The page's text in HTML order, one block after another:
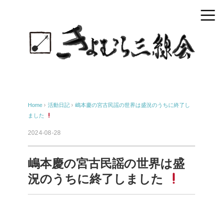
Home › 活動日記 › 嶋本慶の宮古民謡の世界は盛況のうちに終了し
ました
2024-08-28
嶋本慶の宮古民謡の世界は盛
況のうちに終了しました